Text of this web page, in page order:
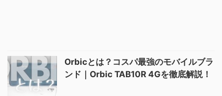
Orbicとは？コスパ最強のモバイルブラ
ンド｜Orbic TAB10R 4Gを徹底解説！